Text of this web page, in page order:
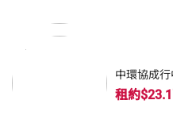
中環協成
租約